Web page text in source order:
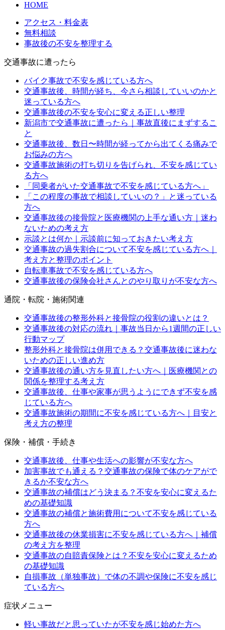
HOME
アクセス・料金表
無料相談
事故後の不安を整理する
交通事故に遭ったら
バイク事故で不安を感じている方へ
交通事故後、時間が経ち、今さら相談していいのかと
迷っている方へ
交通事故後の不安を安心に変える正しい整理
新潟市で交通事故に遭ったら｜事故直後にまずするこ
と
交通事故後、数日〜時間が経ってから出てくる痛みで
お悩みの方へ
交通事故施術の打ち切りを告げられ、不安を感じてい
る方へ
「同乗者がいた交通事故で不安を感じている方へ」
「この程度の事故で相談していいの？」と迷っている
方へ
交通事故後の接骨院と医療機関の上手な通い方｜迷わ
ないための考え方
示談とは何か｜示談前に知っておきたい考え方
交通事故の過失割合について不安を感じている方へ｜
考え方と整理のポイント
自転車事故で不安を感じている方へ
交通事故後の保険会社さんとのやり取りが不安な方へ
通院・転院・施術関連
交通事故後の整形外科と接骨院の役割の違いとは？
交通事故後の対応の流れ｜事故当日から1週間の正しい
行動マップ
整形外科と接骨院は併用できる？交通事故後に迷わな
いための正しい進め方
交通事故後の通い方を見直したい方へ｜医療機関との
関係を整理する考え方
交通事故後、仕事や家事が思うようにできず不安を感
じている方へ
交通事故施術の期間に不安を感じている方へ｜目安と
考え方の整理
保険・補償・手続き
交通事故後、仕事や生活への影響が不安な方へ
加害事故でも通える？交通事故の保険で体のケアがで
きるか不安な方へ
交通事故の補償はどう決まる？不安を安心に変えるた
めの基礎知識
交通事故の補償と施術費用について不安を感じている
方へ
交通事故後の休業損害に不安を感じている方へ｜補償
の考え方を整理
交通事故の自賠責保険とは？不安を安心に変えるため
の基礎知識
自損事故（単独事故）で体の不調や保険に不安を感じ
ている方へ
症状メニュー
軽い事故だと思っていたが不安を感じ始めた方へ